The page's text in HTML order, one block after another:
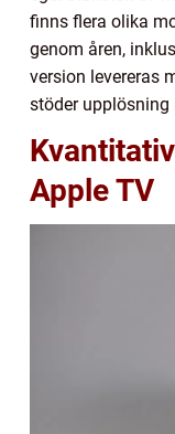
finns flera olika
genom åren,
version levereras
stöder upplösning
Apple TV